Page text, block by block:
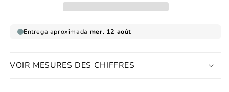
aquarelles
VOIR MESURES DES CHIFFRES